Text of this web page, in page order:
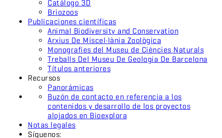
Catálogo 3D
Briozoos
Publicaciones científicas
Animal Biodiversity and Conservation
Arxius De Miscel·lània Zoològica
Monografies del Museu de Ciències Naturals
Treballs Del Museu De Geologia De Barcelona
Títulos anteriores
Recursos
Panorámicas
Buzón de contacto en referencia a los
contenidos y desarrollo de los proyectos
alojados en Bioexplora
Notas legales
Síguenos: